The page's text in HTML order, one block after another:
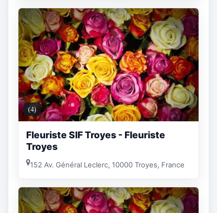
(4)
Fleuriste SIF Troyes - Fleuriste
Troyes
152 Av. Général Leclerc, 10000 Troyes, France